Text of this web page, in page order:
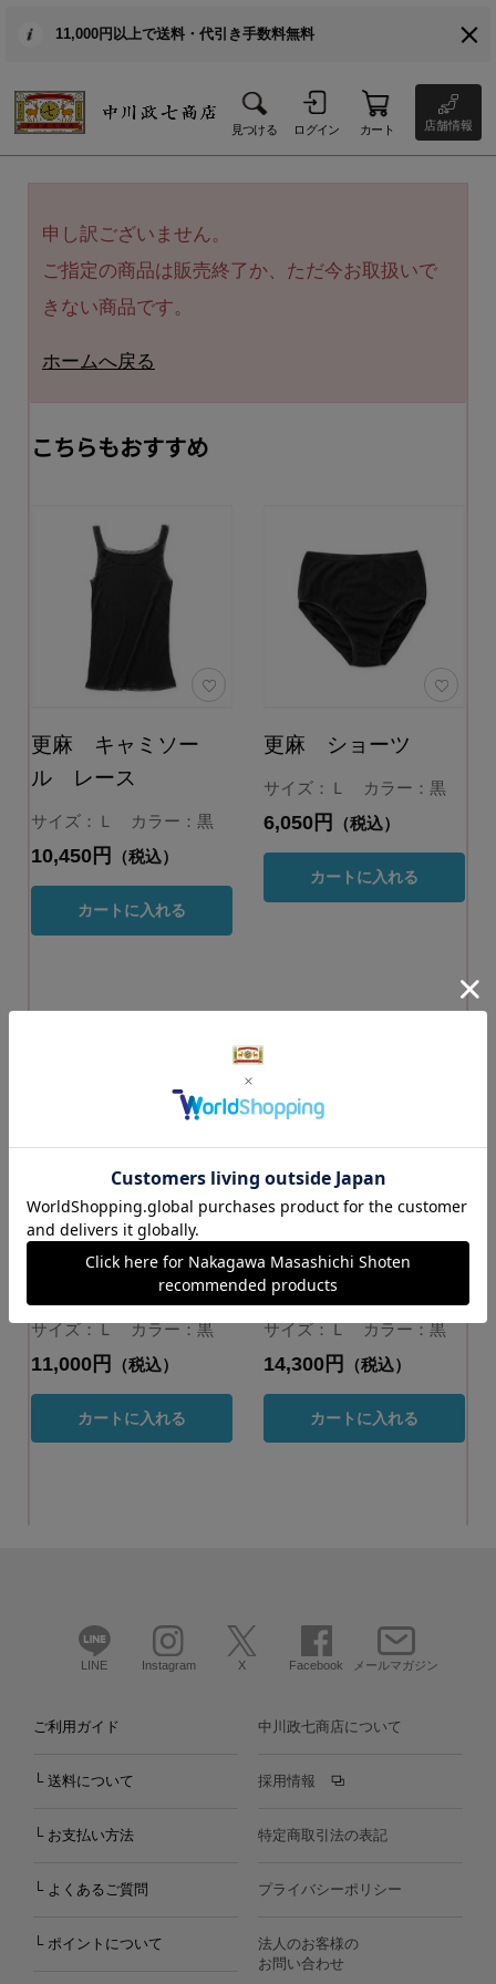
11,000円以上で送料・代引き手数料無料
見つける ログイン カート 店舗情報
申し訳ございません。
ご指定の商品は販売終了か、ただ今お取扱いで
きない商品です。
ホームへ戻る
こちらもおすすめ
更麻 キャミソー
ル レース
サイズ：Ｌ カラー：黒
10,450円 （税込）
カートに入れる
更麻 ショーツ
サイズ：Ｌ カラー：黒
6,050円 （税込）
カートに入れる
更麻 ペチパンツ
サイズ：Ｌ カラー：黒
11,000円 （税込）
カートに入れる
更麻 麻のカップ付
きキャミソール
サイズ：Ｌ カラー：黒
14,300円 （税込）
カートに入れる
LINE Instagram X Facebook メールマガジン
ご利用ガイド
└ 送料について
└ お支払い方法
└ よくあるご質問
└ ポイントについて
中川政七商店について
採用情報
特定商取引法の表記
プライバシーポリシー
法人のお客様の
お問い合わせ